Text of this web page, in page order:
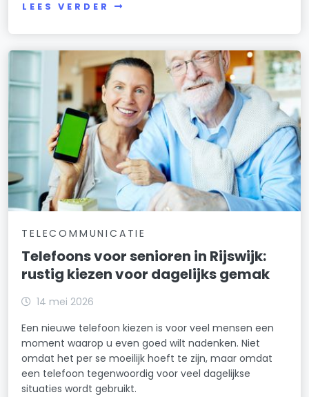
LEES VERDER
TELECOMMUNICATIE
Telefoons voor senioren in Rijswijk:
rustig kiezen voor dagelijks gemak
14 mei 2026
Een nieuwe telefoon kiezen is voor veel mensen een
moment waarop u even goed wilt nadenken. Niet
omdat het per se moeilijk hoeft te zijn, maar omdat
een telefoon tegenwoordig voor veel dagelijkse
situaties wordt gebruikt.